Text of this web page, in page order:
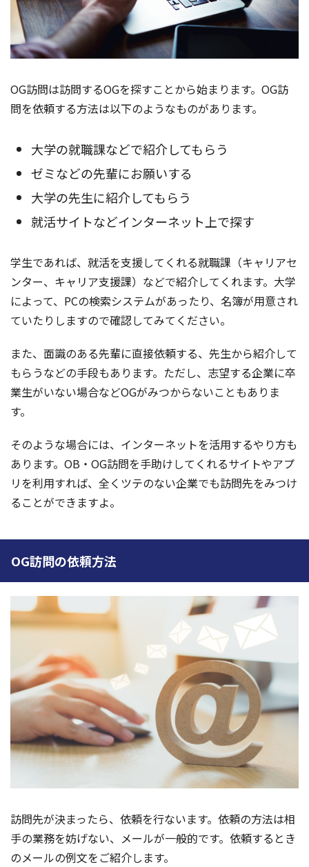
OG訪問は訪問するOGを探すことから始まります。OG訪
問を依頼する方法は以下のようなものがあります。
大学の就職課などで紹介してもらう
ゼミなどの先輩にお願いする
大学の先生に紹介してもらう
就活サイトなどインターネット上で探す
学生であれば、就活を支援してくれる就職課（キャリアセ
ンター、キャリア支援課）などで紹介してくれます。大学
によって、PCの検索システムがあったり、名簿が用意され
ていたりしますので確認してみてください。
また、面識のある先輩に直接依頼する、先生から紹介して
もらうなどの手段もあります。ただし、志望する企業に卒
業生がいない場合などOGがみつからないこともありま
す。
そのような場合には、インターネットを活用するやり方も
あります。OB・OG訪問を手助けしてくれるサイトやアプ
リを利用すれば、全くツテのない企業でも訪問先をみつけ
ることができますよ。
OG訪問の依頼方法
訪問先が決まったら、依頼を行ないます。依頼の方法は相
手の業務を妨げない、メールが一般的です。依頼するとき
のメールの例文をご紹介します。